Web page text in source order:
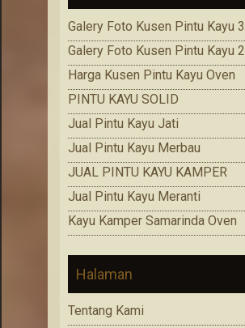
Galery Foto Kusen Pintu Kayu 3
Galery Foto Kusen Pintu Kayu 2
Harga Kusen Pintu Kayu Oven
PINTU KAYU SOLID
Jual Pintu Kayu Jati
Jual Pintu Kayu Merbau
JUAL PINTU KAYU KAMPER
Jual Pintu Kayu Meranti
Kayu Kamper Samarinda Oven
Halaman
Tentang Kami